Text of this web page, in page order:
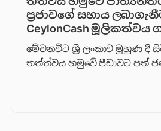
ප්‍රජාවගේ සහාය
CeylonCash මූලිකත්වය
මේවනවිට ශ්‍රී ලංකාව මුහුණ දී
තත්ත්වය හමුවේ පීඩාවට පත්